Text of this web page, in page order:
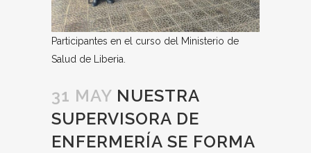
Participantes en el curso del Ministerio de
Salud de Liberia.
31 MAY NUESTRA
SUPERVISORA DE
ENFERMERÍA SE FORMA